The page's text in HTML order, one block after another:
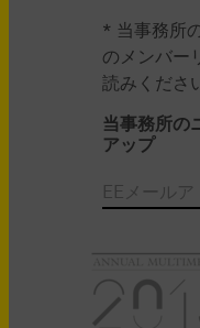
* 当事務所
のメンバー
読みくださ
当事務所の
アップ